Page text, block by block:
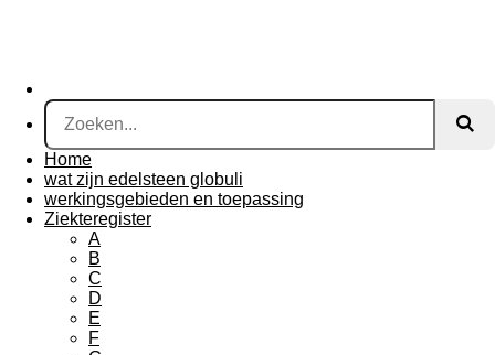
Home
wat zijn edelsteen globuli
werkingsgebieden en toepassing
Ziekteregister
A
B
C
D
E
F